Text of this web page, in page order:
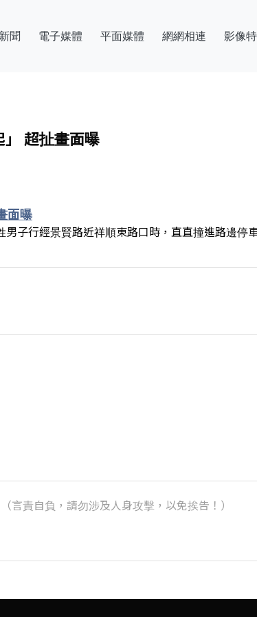
聞 電子媒體 平面媒體 網網相連 影像
超扯畫面曝
面曝
子行經景賢路近祥順東路口時，直直撞進路邊
言責自負，請勿涉及人身攻擊，以免挨告！）